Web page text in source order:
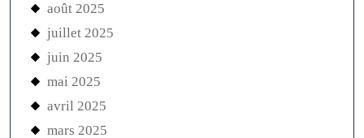
août 2025
juillet 2025
juin 2025
mai 2025
avril 2025
mars 2025